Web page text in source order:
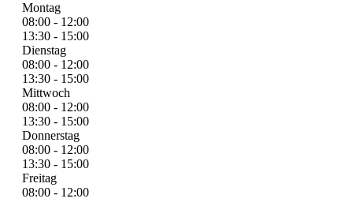
Montag
08:00 - 12:00
13:30 - 15:00
Dienstag
08:00 - 12:00
13:30 - 15:00
Mittwoch
08:00 - 12:00
13:30 - 15:00
Donnerstag
08:00 - 12:00
13:30 - 15:00
Freitag
08:00 - 12:00